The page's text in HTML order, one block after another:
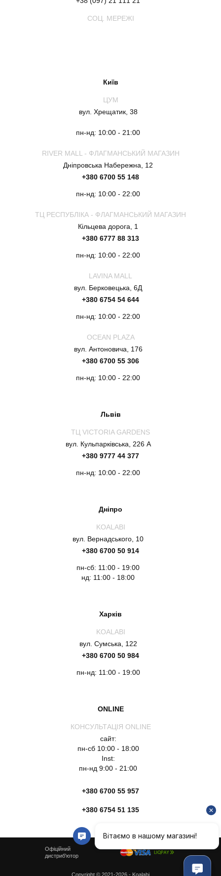
СОЦ. МЕРЕЖІ
Київ
ЦУМ
вул. Хрещатик, 38
пн-нд: 10:00 - 21:00
RIVER MALL - ФЛАГМАНСЬКИЙ МАГАЗИН
Дніпровська Набережна, 12
+380 6700 55 148
пн-нд: 10:00 - 22:00
ТЦ РЕСПУБЛІКА - ФЛАГМАНСЬКИЙ МАГАЗИН
Кільцева дорога, 1
+380 6777 88 313
пн-нд: 10:00 - 22:00
LAVINA MALL
вул. Берковецька, 6Д
+380 6754 54 644
пн-нд: 10:00 - 22:00
OCEAN PLAZA
вул. Антоновича, 176
+380 6700 55 306
пн-нд: 10:00 - 22:00
Львів
ТЦ VICTORIA GARDENS
вул. Кульпарківська, 226 А
+380 9777 44 377
пн-нд: 10:00 - 22:00
Дніпро
KOALABI
вул. Вернадського, 10
+380 6700 50 914
пн-сб: 11:00 - 19:00
нд: 11:00 - 18:00
Харків
KOALABI
вул. Сумська, 122
+380 6700 50 984
пн-нд: 11:00 - 19:00
ONLINE
КОНСУЛЬТАЦІЯ ONLINE
сайт:
пн-сб 10:00 - 18:00
Inst:
пн-нд 9:00 - 21:00
+380 6700 55 957
+380 6754 51 135
Copyright © 2021-2026 - Koalabi
Офіційний
дистриб'ютор